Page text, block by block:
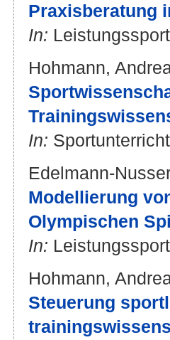
Praxisberatung
In:
Hohmann,
In:
Edelmann-
Modellierung
Olympischen
In:
Hohmann,
Steuerung